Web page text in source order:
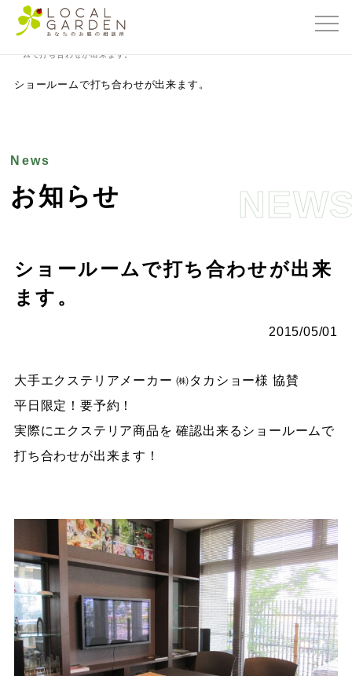
群馬県前橋市の外構・エクステリア専門店ローカルガーデン
ームで打ち合わせが出来ます。
ショールームで打ち合わせが出来ます。
News
お知らせ
ショールームで打ち合わせが出来
ます。
2015/05/01
大手エクステリアメーカー ㈱タカショー様 協賛
平日限定！要予約！
実際にエクステリア商品を 確認出来るショールームで
打ち合わせが出来ます！